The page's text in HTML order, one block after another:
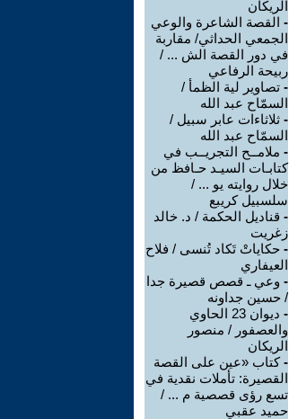
الريكان
- القصة الشاعرة والوعي
الجمعي الحداثي/ مقاربة
في دور القصة الش ... /
ربيحة الرفاعي
- تصاوير لية الظمأ /
السمّاح عبد الله
- ثلاثاءات عابر سبيل /
السمّاح عبد الله
- ملامــح التجريــب في
كتابـات السيـد حـافظ من
خلال روايته يو ... /
سلسبيل كريبع
- قناديل الحكمة / د. خالد
زغريت
- حكاياتْ تَكاد تُنسى / فلاح
العيفاري
- وعي ـ قصص قصيرة جدا
/ حسين جداونه
-
ديوان 23 الحاوي
والعصفور / منصور
الريكان
-كتاب «عين على القصة
القصيرة: تأملات نقدية في
تسع رؤى قصصية م ... /
حميد عقبي